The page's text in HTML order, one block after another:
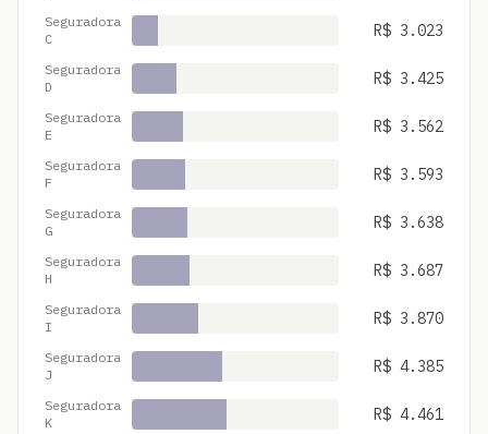
Seguradora
C
R$ 3.023
Seguradora
D
R$ 3.425
Seguradora
E
R$ 3.562
Seguradora
F
R$ 3.593
Seguradora
G
R$ 3.638
Seguradora
H
R$ 3.687
Seguradora
I
R$ 3.870
Seguradora
J
R$ 4.385
Seguradora
K
R$ 4.461